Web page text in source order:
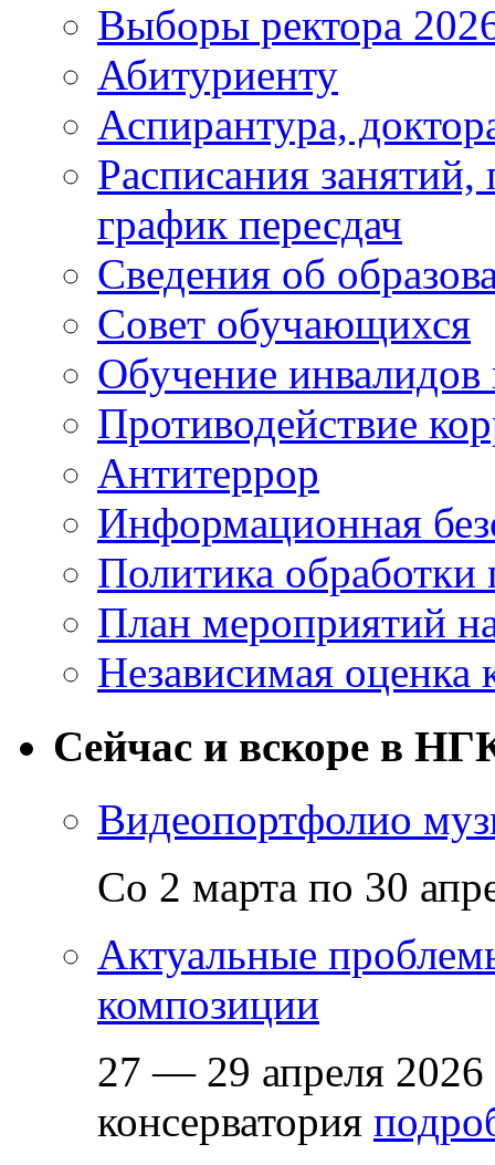
Выборы ректора
Абитуриенту
Аспирантура,
Расписания
график пересдач
Сведения об
Совет обучающихся
Обучение
Противодействие
Антитеррор
Информационная
Политика
План мероприятий
Независимая оценка
Сейчас и вскоре в
Видеопортфолио
Со 2 марта по 30
Актуальные
композиции
27 — 29 апреля 2026
консерватория